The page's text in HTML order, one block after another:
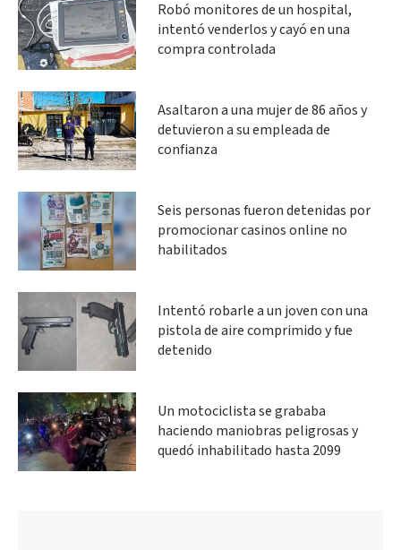
Robó monitores de un hospital,
intentó venderlos y cayó en una
compra controlada
Asaltaron a una mujer de 86 años y
detuvieron a su empleada de
confianza
Seis personas fueron detenidas por
promocionar casinos online no
habilitados
Intentó robarle a un joven con una
pistola de aire comprimido y fue
detenido
Un motociclista se grababa
haciendo maniobras peligrosas y
quedó inhabilitado hasta 2099